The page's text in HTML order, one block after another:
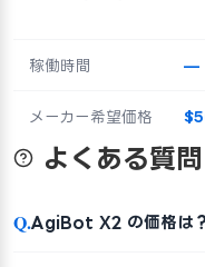
稼働時間 —
メーカー希望価格
よくある質問
Q.AgiBot X2 の価格は？